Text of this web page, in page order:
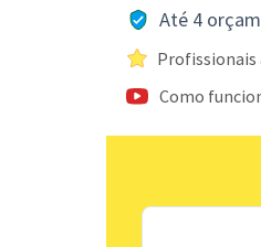
Até 4
Profissionais
Como